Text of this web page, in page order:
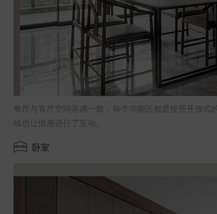
餐厅与客厅空间基调一致，每个功能区都是按照开放
续也让情感进行了互动。
卧室